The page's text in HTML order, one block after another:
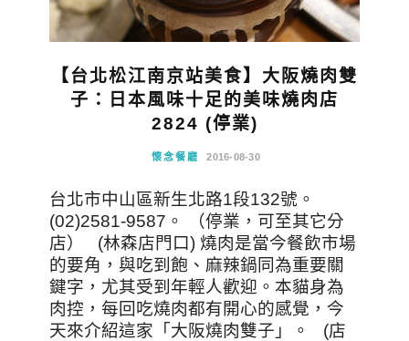
【台北松江南京站美食】大阪燒肉雙
子：日本風味十足的美味燒肉店
2824 (停業)
懷念餐廳 2016-08-30
台北市中山區新生北路1段132號。
(02)2581-9587。 （停業，可至其它分
店） (林森店門口) 燒肉是當今餐飲市場
的要角，與吃到飽、麻辣鍋同為重要關
鍵字，尤其受到年輕人歡迎。本貓身為
肉控，每回吃燒肉都有開心的感覺，今
天來介紹這家「大阪燒肉雙子」。 (店